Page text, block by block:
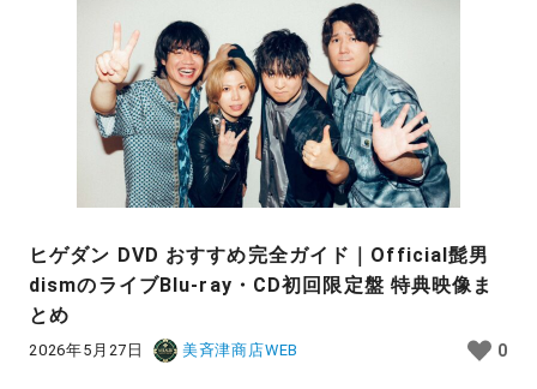
ヒゲダン DVD おすすめ完全ガイド｜Official髭男
dismのライブBlu-ray・CD初回限定盤 特典映像ま
とめ
2026年5月27日 美斉津商店WEB 0